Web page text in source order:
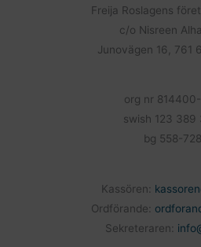
Freija Roslagens
c/o Nisreen
Junovägen 16, 761
org nr
swish 123 389
bg 558-
Kassören:
Ordförande:
Sekreteraren: